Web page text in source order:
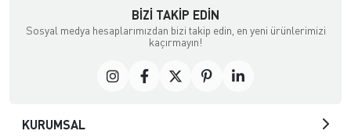
BIZI TAKIP EDIN
Sosyal medya hesaplarımızdan bizi takip edin, en yeni ürünlerimizi
kaçırmayın!
KURUMSAL